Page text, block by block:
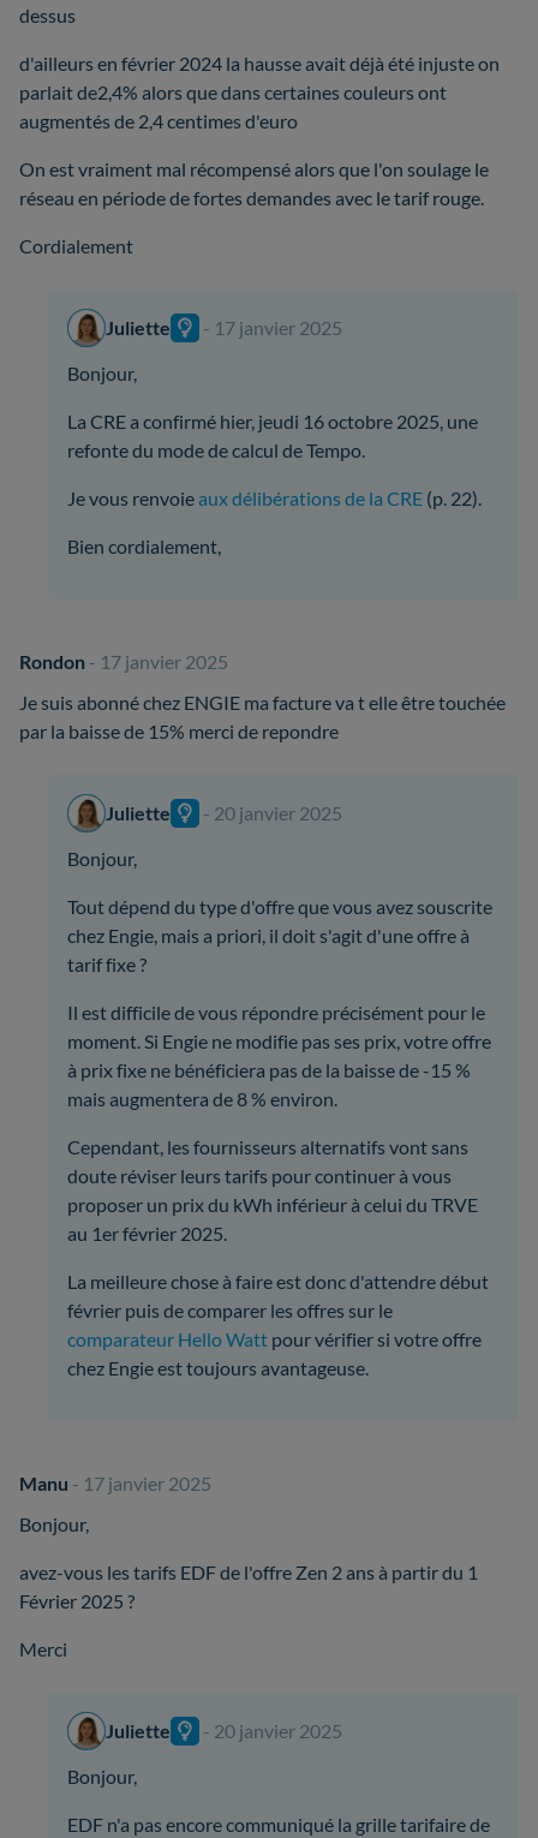
dessus
d'ailleurs en février 2024 la hausse avait déjà été injuste on
parlait de2,4% alors que dans certaines couleurs ont
augmentés de 2,4 centimes d'euro
On est vraiment mal récompensé alors que l'on soulage le
réseau en période de fortes demandes avec le tarif rouge.
Cordialement
Juliette
- 17 janvier 2025
Bonjour,
La CRE a confirmé hier, jeudi 16 octobre 2025, une
refonte du mode de calcul de Tempo.
Je vous renvoieaux délibérations de la CRE (p. 22).
Bien cordialement,
Rondon - 17 janvier 2025
Je suis abonné chez ENGIE ma facture va t elle être touchée
par la baisse de 15% merci de repondre
Juliette
- 20 janvier 2025
Bonjour,
Tout dépend du type d'offre que vous avez souscrite
chez Engie, mais a priori, il doit s'agit d'une offre à
tarif fixe ?
Il est difficile de vous répondre précisément pour le
moment. Si Engie ne modifie pas ses prix, votre offre
à prix fixe ne bénéficiera pas de la baisse de -15 %
mais augmentera de 8 % environ.
Cependant, les fournisseurs alternatifs vont sans
doute réviser leurs tarifs pour continuer à vous
proposer un prix du kWh inférieur à celui du TRVE
au 1er février 2025.
La meilleure chose à faire est donc d'attendre début
février puis de comparer les offres sur le
comparateur Hello Watt pour vérifier si votre offre
chez Engie est toujours avantageuse.
Manu - 17 janvier 2025
Bonjour,
avez-vous les tarifs EDF de l'offre Zen 2 ans à partir du 1
Février 2025 ?
Merci
Juliette
- 20 janvier 2025
Bonjour,
EDF n'a pas encore communiqué la grille tarifaire de